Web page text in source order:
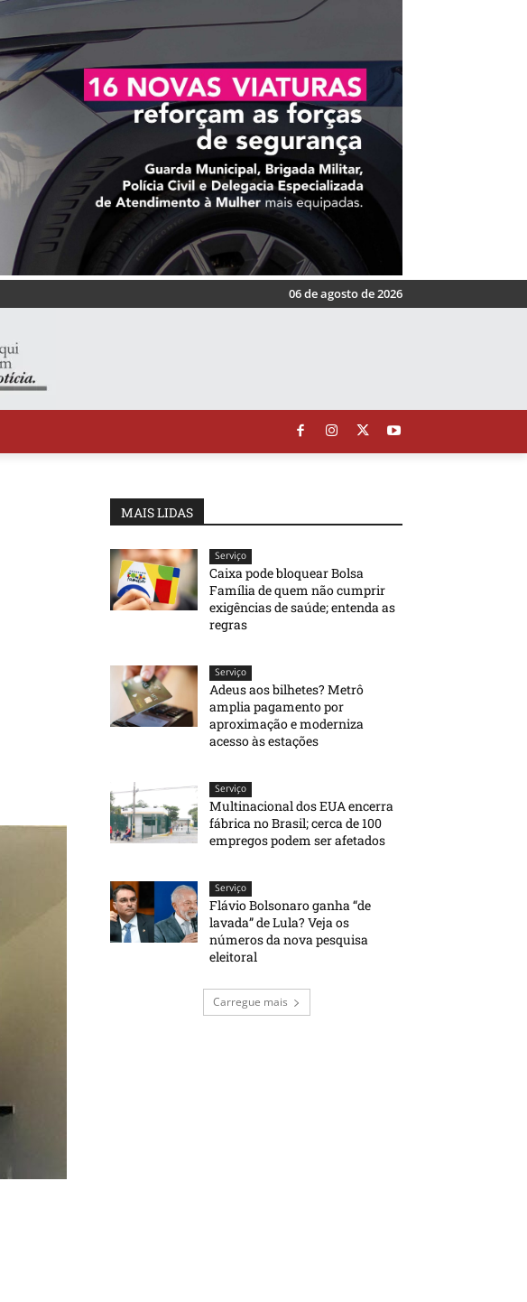
06 de agosto de 2026
MAIS LIDAS
Serviço
Caixa pode bloquear Bolsa
Família de quem não cumprir
exigências de saúde; entenda as
regras
Serviço
Adeus aos bilhetes? Metrô
amplia pagamento por
aproximação e moderniza
acesso às estações
Serviço
Multinacional dos EUA encerra
fábrica no Brasil; cerca de 100
empregos podem ser afetados
Serviço
Flávio Bolsonaro ganha “de
lavada” de Lula? Veja os
números da nova pesquisa
eleitoral
Carregue mais